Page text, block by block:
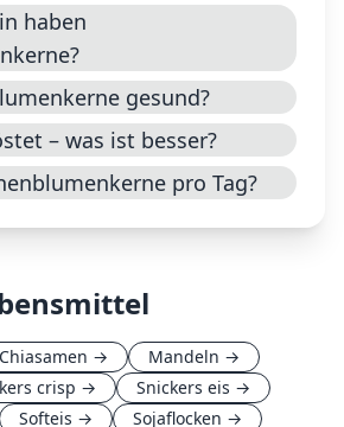
haben
gesund?
– was ist besser?
pro Tag?
Chiasamen → Mandeln →
crisp → Snickers eis →
Softeis → Sojaflocken →